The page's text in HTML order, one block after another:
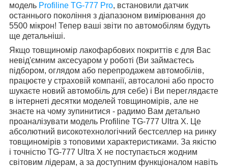
модель Profiline TG-777 Pro, встановили датчик
останнього покоління з діапазоном вимірювання до
5500 мікрон! Тепер ваші звіти по автомобілям будуть
ще детальніші.
Якщо товщиномір лакофарбових покриттів є для Вас
невід'ємним аксесуаром у роботі (Ви займаєтесь
підбором, оглядом або перепродажем автомобілів,
працюєте у страховій компанії, автосалоні або просто
шукаєте новий автомобіль для себе) і Ви переглядаєте
в інтернеті десятки моделей товщиномірів, але не
знаєте на чому зупинитися - радимо Вам детально
проаналізувати модель Profiline TG-777 Ultra X. Це
абсолютний високотехнологічний бестселлер на ринку
товщиномірів з топовими характеристиками. За якістю
і точністю TG-777 Ultra X не поступається жодним
світовим лідерам, а за доступним функціоналом навіть